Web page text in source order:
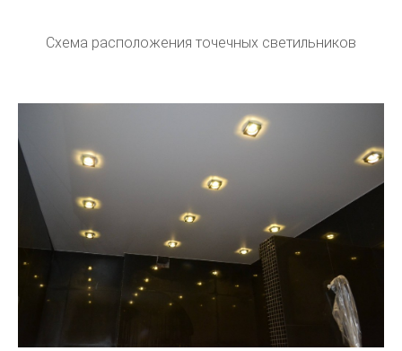
Схема расположения точечных светильников